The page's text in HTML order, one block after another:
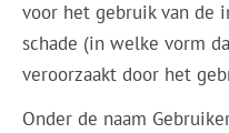
voor het gebruik van de
schade (in welke vorm
veroorzaakt door het
Onder de naam